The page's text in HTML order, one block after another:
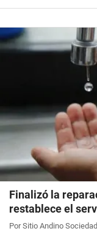
Finalizó la
restablece el
Por Sitio Andino Sociedad